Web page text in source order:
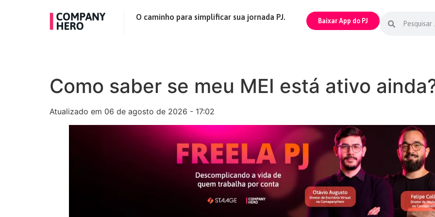
O caminho para simplificar sua jornada PJ. Baixar App do PJ
Como saber se meu MEI está ativo
Atualizado em 06 de agosto de 2026 - 17:02